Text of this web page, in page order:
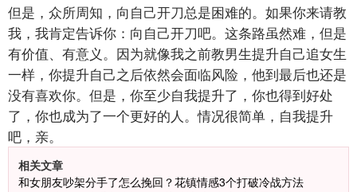
但是，众所周知，向自己开刀总是困难的。如果你来请教
我，我肯定告诉你：向自己开刀吧。这条路虽然难，但是
有价值、有意义。因为就像我之前教男生提升自己追女生
一样，你提升自己之后依然会面临风险，他到最后也还是
没有喜欢你。但是，你至少自我提升了，你也得到好处
了，你也成为了一个更好的人。情况很简单，自我提升
吧，亲。
相关文章
和女朋友吵架分手了怎么挽回？花镇情感3个打破冷战方法